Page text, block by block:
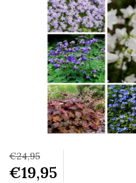
€24,95
€19,95